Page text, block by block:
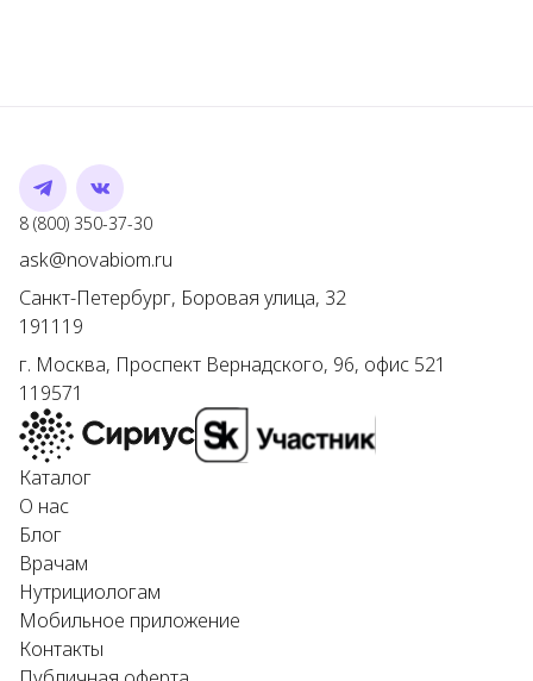
Telegram
VK
8 (800) 350-37-30Номер телефона
ask@novabiom.ru
Санкт-Петербург, Боровая улица, 32
191119
г. Москва, Проспект Вернадского, 96, офис 521
119571
Каталог
О нас
Блог
Врачам
Нутрициологам
Мобильное приложение
Контакты